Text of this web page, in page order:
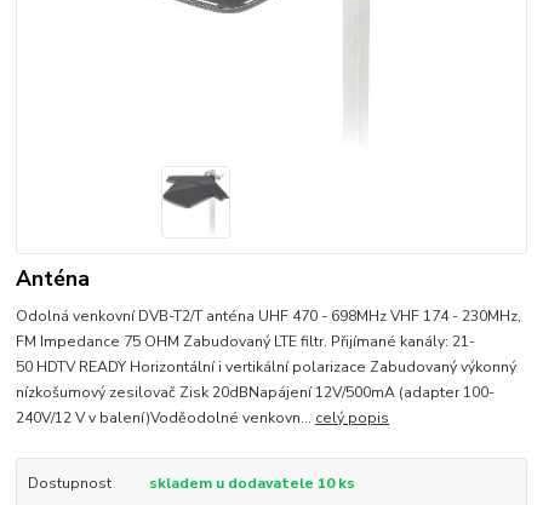
Anténa
Odolná venkovní DVB-T2/T anténa UHF 470 - 698MHz VHF 174 - 230MHz,
FM Impedance 75 OHM Zabudovaný LTE filtr. Přijímané kanály: 21-
50 HDTV READY Horizontální i vertikální polarizace Zabudovaný výkonný
nízkošumový zesilovač Zisk 20dBNapájení 12V/500mA (adapter 100-
240V/12 V v balení)Voděodolné venkovn... celý popis
Dostupnost
skladem u dodavatele 10 ks